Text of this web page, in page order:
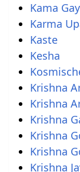
Kama
Karma
Kaste
Kesha
Krishna
Krishna
Krishna
Krishna
Krishna
Krishna